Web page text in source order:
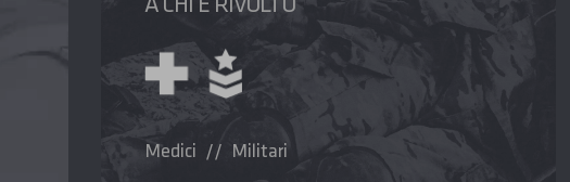
A CHI È RIVOLTO
Medici // Militari